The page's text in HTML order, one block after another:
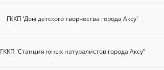
ГККП ‘Дом детского творчества города Аксу'
ГККП 'Станция юных натуралистов города Аксу”